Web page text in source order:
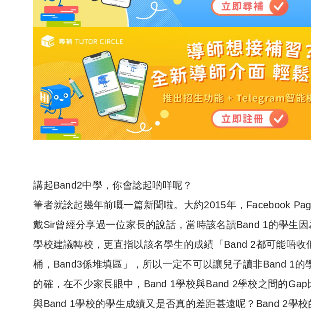
講起Band2中學，你會諗起啲咩呢？
筆者就諗起幾年前嘅一篇新聞啦。大約2015年，Facebook
戴Sir曾經分享過一位家長的說話，當時該名讀Band 1的學生
學校建議轉校，更直指以該名學生的成績「Band 2都可能唔收
桶，Band3係堆填區」，所以一定不可以讓兒子讀非Band 1的
的確，在不少家長眼中，Band 1學校與Band 2學校之間的
與Band 1學校的學生成績又是否真的差距甚遠呢？Band 2學